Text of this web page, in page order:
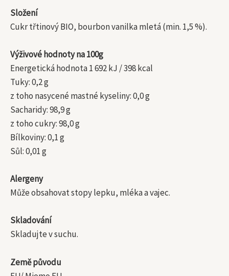
Složení
Cukr třtinový BIO, bourbon vanilka mletá (min. 1,5 %).
Výživové hodnoty na 100g
Energetická hodnota 1 692 kJ / 398 kcal
Tuky: 0,2 g
z toho nasycené mastné kyseliny: 0,0 g
Sacharidy: 98,9 g
z toho cukry: 98,0 g
Bílkoviny: 0,1 g
Sůl: 0,01 g
Alergeny
Může obsahovat stopy lepku, mléka a vajec.
Skladování
Skladujte v suchu.
Země původu